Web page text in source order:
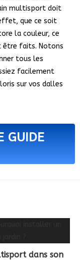
multisport doit
que ce soit
la couleur, ce
être faits. Notons
tous les
facilement
sur vos dalles
GUIDE
dans son